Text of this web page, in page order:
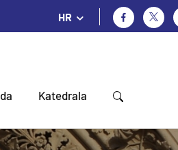
HR
Katedrala